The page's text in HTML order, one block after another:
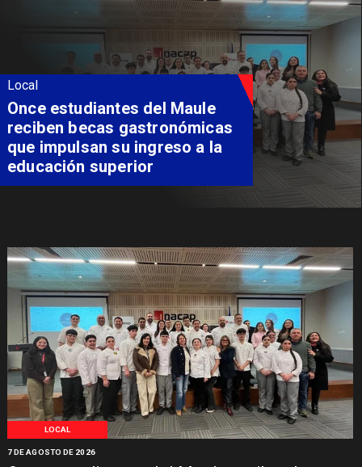
LOCAL
7 DE AGOSTO DE 2026
Local
Álvarez-Salamanca lidera la
apuesta regional para
consolidar el Paso Pehuenche
como alternativa a Los
Libertadores